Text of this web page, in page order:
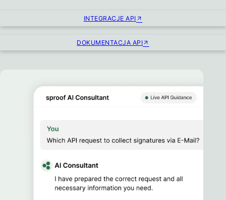
INTEGRACJE API
DOKUMENTACJA API